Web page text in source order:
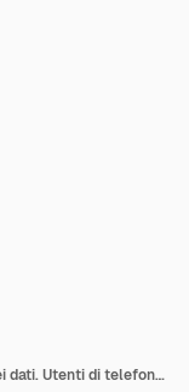
Riconoscimento facciale e sicurezza dei dati. Utenti di telefoni cellulari che ottengono l'accesso ai dati dopo il controllo biometrico. Per la verifica, accesso ID personale, concetto di identificazione